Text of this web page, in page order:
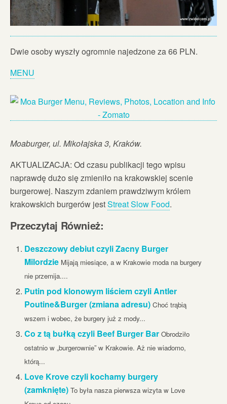
Dwie osoby wyszły ogromnie najedzone za 66 PLN.
MENU
Moaburger, ul. Mikołajska 3, Kraków.
AKTUALIZACJA: Od czasu publikacji tego wpisu
naprawdę dużo się zmieniło na krakowskiej scenie
burgerowej. Naszym zdaniem prawdziwym królem
krakowskich burgerów jestStreat Slow Food.
Przeczytaj Również:
Deszczowy debiut czyli Zacny Burger
Milordzie Mijają miesiące, a w Krakowie moda na burgery
nie przemija....
Putin pod klonowym liściem czyli Antler
Poutine&Burger (zmiana adresu) Choć trąbią
wszem i wobec, że burgery już z mody...
Co z tą bułką czyli Beef Burger Bar Obrodziło
ostatnio w „burgerownie” w Krakowie. Aż nie wiadomo,
którą...
Love Krove czyli kochamy burgery
(zamknięte) To była nasza pierwsza wizyta w Love